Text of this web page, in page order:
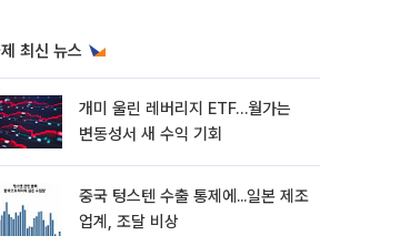
최신 뉴스
개미 울린 레버리지 ETF…월가는
변동성서 새 수익 기회
중국 텅스텐 수출 통제에...일본 제조
업계, 조달 비상